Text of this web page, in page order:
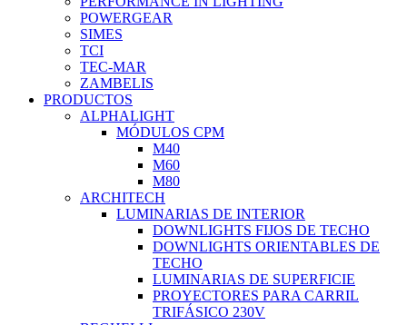
POWERGEAR
SIMES
TCI
TEC-MAR
ZAMBELIS
PRODUCTOS
ALPHALIGHT
MÓDULOS CPM
M40
M60
M80
ARCHITECH
LUMINARIAS DE INTERIOR
DOWNLIGHTS FIJOS DE TECHO
DOWNLIGHTS ORIENTABLES DE
TECHO
LUMINARIAS DE SUPERFICIE
PROYECTORES PARA CARRIL
TRIFÁSICO 230V